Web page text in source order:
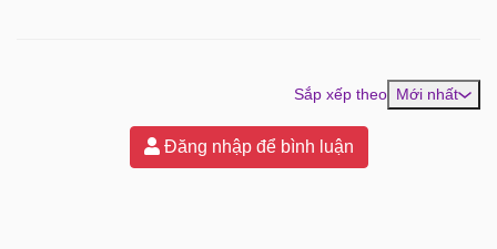
Sắp xếp theo Mới nhất
Đăng nhập để bình luận